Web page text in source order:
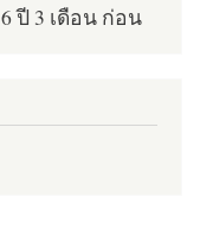
6 ปี 3 เดือน ก่อน